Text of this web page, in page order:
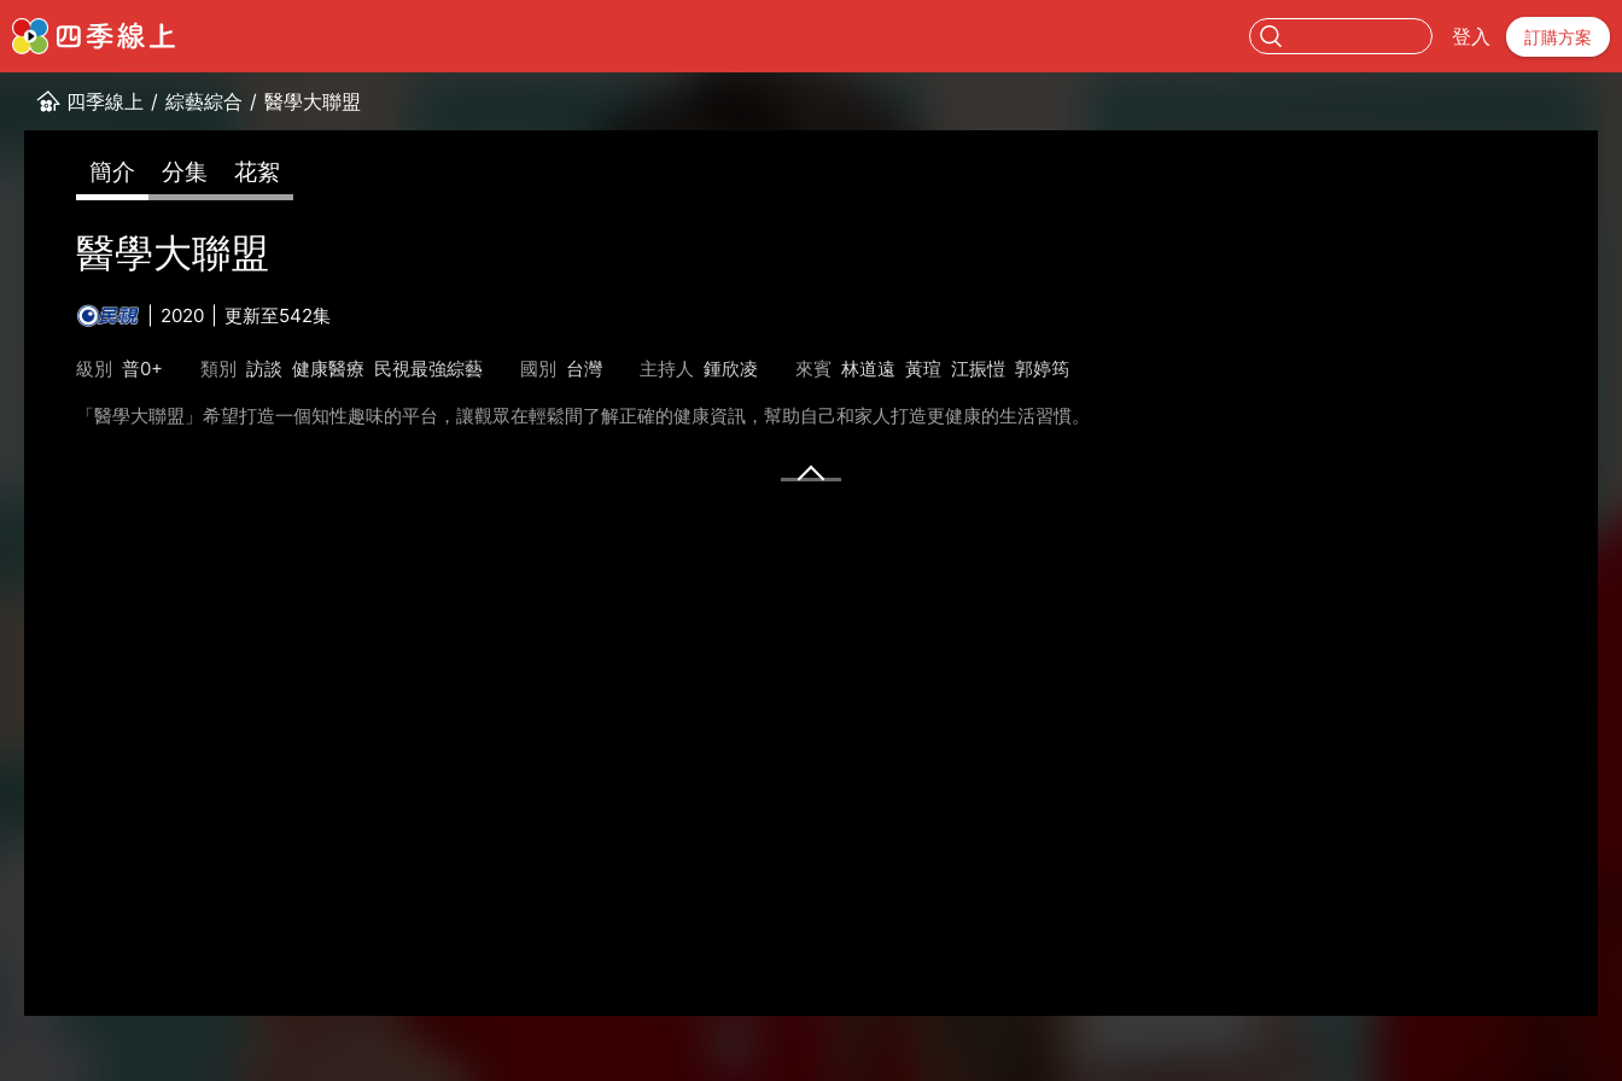
登入 訂購方案
四季線上 / 綜藝綜合 / 醫學大聯盟
簡介 分集 花絮
醫學大聯盟
2020 更新至542集
級別 普0+ 類別 訪談 健康醫療 民視最強綜藝 國別 台灣 主持人 鍾欣凌 來賓 林道遠 黃瑄 江振愷 郭婷筠
「醫學大聯盟」希望打造一個知性趣味的平台，讓觀眾在輕鬆間了解正確的健康資訊，幫助自己和家人打造更健康的生活習慣。